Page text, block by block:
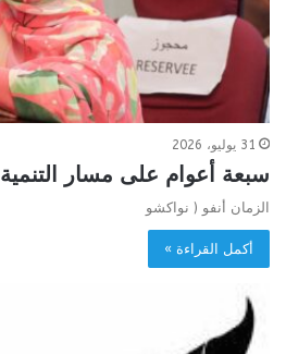
31 يوليو، 2026
سبعة أعوام على مسار التنمية
الزمان أنفو ( نواكشو
أكمل القراءة »